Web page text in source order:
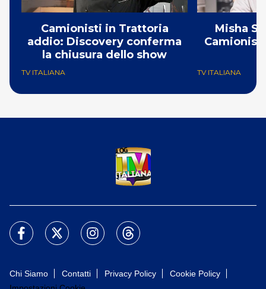
Camionisti in Trattoria
addio: Discovery conferma
la chiusura dello show
TV ITALIANA
Misha
TV ITALIANA
Chi Siamo Contatti Privacy Policy
Cookie Policy